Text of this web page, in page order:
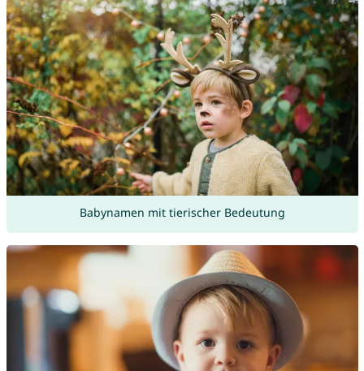
Babynamen mit tierischer Bedeutung